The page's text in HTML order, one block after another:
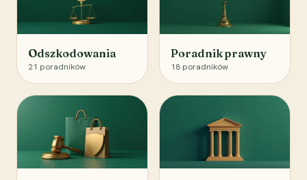
Odszkodowania
21 poradników
Poradnik prawny
18 poradników